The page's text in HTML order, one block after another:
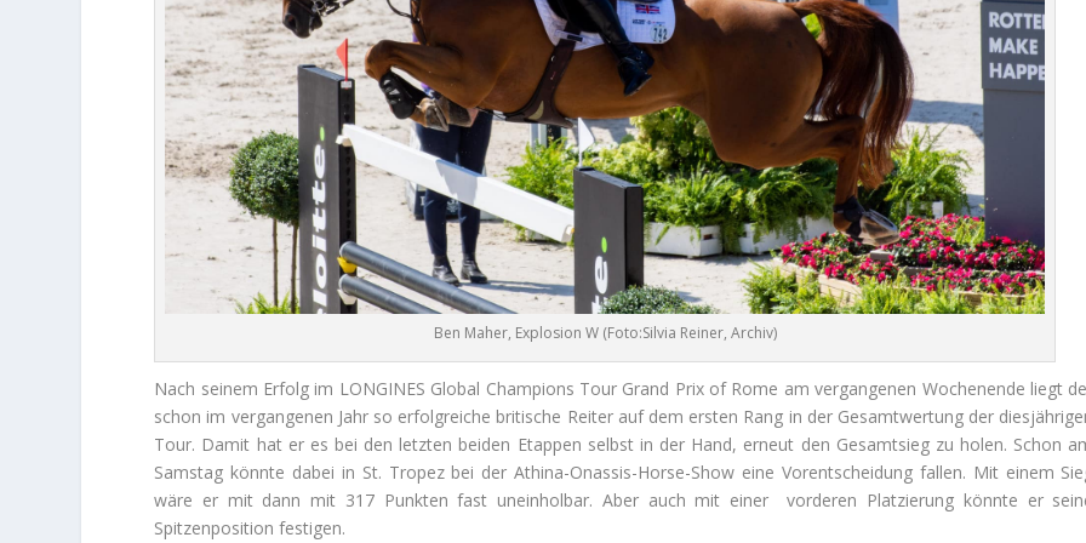
Ben Maher, Explosion W (Foto:Silvia Reiner, Archiv)
Nach seinem Erfolg im LONGINES Global Champions Tour Grand Prix of Rome am vergangenen Wochenende liegt
schon im vergangenen Jahr so erfolgreiche britische Reiter auf dem ersten Rang in der Gesamtwertung der
Tour. Damit hat er es bei den letzten beiden Etappen selbst in der Hand, erneut den Gesamtsieg zu holen. Schon
Samstag könnte dabei in St. Tropez bei der Athina-Onassis-Horse-Show eine Vorentscheidung fallen. Mit einem
wäre er mit dann mit 317 Punkten fast uneinholbar. Aber auch mit einer vorderen Platzierung könnte er
Spitzenposition festigen.